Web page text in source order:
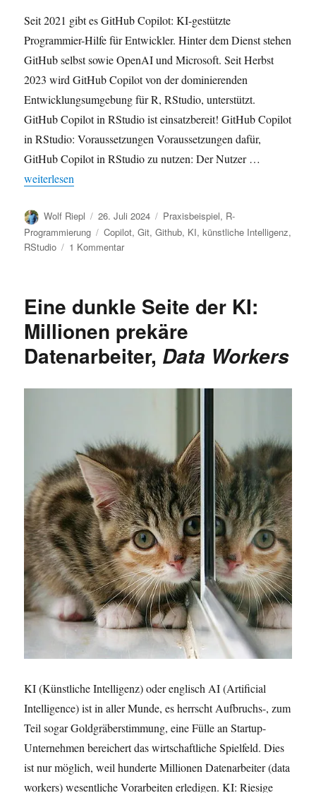
Seit 2021 gibt es GitHub Copilot: KI-gestützte
Programmier-Hilfe für Entwickler. Hinter dem Dienst stehen
GitHub selbst sowie OpenAI und Microsoft. Seit Herbst
2023 wird GitHub Copilot von der dominierenden
Entwicklungsumgebung für R, RStudio, unterstützt.
GitHub Copilot in RStudio ist einsatzbereit! GitHub Copilot
in RStudio: Voraussetzungen Voraussetzungen dafür,
GitHub Copilot in RStudio zu nutzen: Der Nutzer …
„R-Programmierung mit KI: GitHub Copilot in RStudio“
weiterlesen
Autor
Wolf Riepl
Veröffentlicht
am
26. Juli 2024 Kategorien
Praxisbeispiel, R-
Programmierung
Schlagwörter
Copilot,Git,Github, KI,künstliche Intelligenz,
RStudio
1 Kommentarzu
KI:
Copilot
in
RStudio
Eine dunkle Seite der KI:
Millionen prekäre
Datenarbeiter, Data Workers
KI (Künstliche Intelligenz) oder englisch AI (Artificial
Intelligence) ist in aller Munde, es herrscht Aufbruchs-, zum
Teil sogar Goldgräberstimmung, eine Fülle an Startup-
Unternehmen bereichert das wirtschaftliche Spielfeld. Dies
ist nur möglich, weil hunderte Millionen Datenarbeiter (data
workers) wesentliche Vorarbeiten erledigen. KI: Riesige